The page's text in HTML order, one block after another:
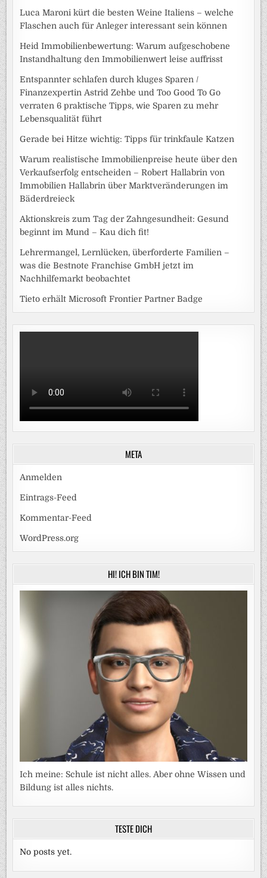
Luca Maroni kürt die besten Weine Italiens – welche
Flaschen auch für Anleger interessant sein können
Heid Immobilienbewertung: Warum aufgeschobene
Instandhaltung den Immobilienwert leise auffrisst
Entspannter schlafen durch kluges Sparen /
Finanzexpertin Astrid Zehbe und Too Good To Go
verraten 6 praktische Tipps, wie Sparen zu mehr
Lebensqualität führt
Gerade bei Hitze wichtig: Tipps für trinkfaule Katzen
Warum realistische Immobilienpreise heute über den
Verkaufserfolg entscheiden – Robert Hallabrin von
Immobilien Hallabrin über Marktveränderungen im
Bäderdreieck
Aktionskreis zum Tag der Zahngesundheit: Gesund
beginnt im Mund – Kau dich fit!
Lehrermangel, Lernlücken, überforderte Familien –
was die Bestnote Franchise GmbH jetzt im
Nachhilfemarkt beobachtet
Tieto erhält Microsoft Frontier Partner Badge
META
Anmelden
Eintrags-Feed
Kommentar-Feed
WordPress.org
HI! ICH BIN TIM!
Ich meine: Schule ist nicht alles. Aber ohne Wissen und
Bildung ist alles nichts.
TESTE DICH
No posts yet.